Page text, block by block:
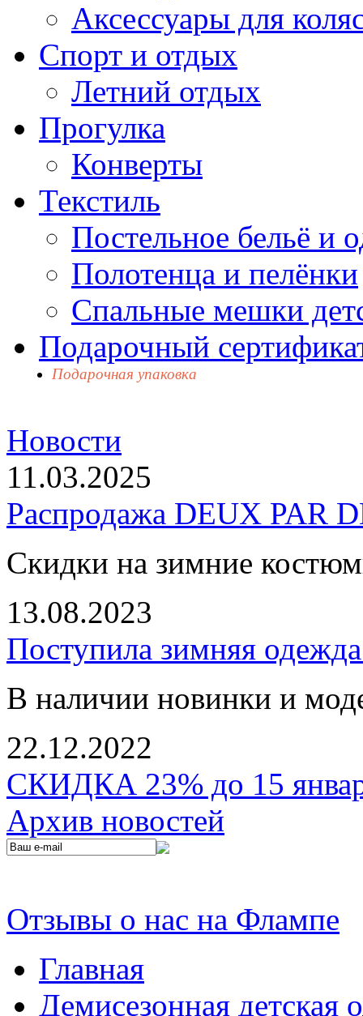
Аксессуары для
Спорт и отдых
Летний отдых
Прогулка
Конверты
Текстиль
Постельное бельё и
Полотенца и пелёнки
Спальные мешки
Подарочный
Подарочная упаковка
Новости
11.03.2025
Распродажа DEUX PAR
Скидки на зимние
13.08.2023
Поступила зимняя
В наличии новинки и
22.12.2022
СКИДКА 23% до 15
Архив новостей
Отзывы о нас на Флампе
Главная
Демисезонная детская